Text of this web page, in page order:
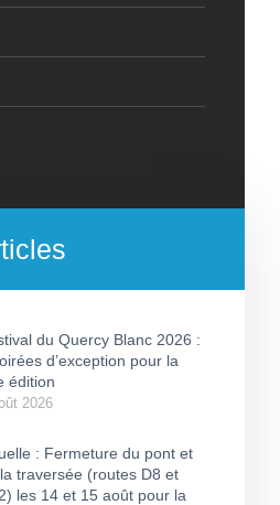
du Quercy Blanc 2026 :
d’exception pour la
édition
2026
: Fermeture du pont et
traversée (routes D8 et
les 14 et 15 août pour la